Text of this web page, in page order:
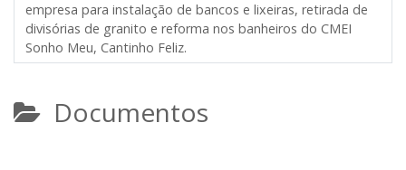
empresa para instalação de bancos e lixeiras, retirada de
divisórias de granito e reforma nos banheiros do CMEI
Sonho Meu, Cantinho Feliz.
Documentos